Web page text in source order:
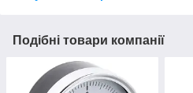
Подібні товари компанії